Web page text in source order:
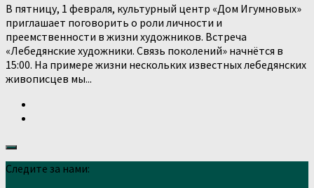
В пятницу, 1 февраля, культурный центр «Дом Игумновых»
приглашает поговорить о роли личности и
преемственности в жизни художников. Встреча
«Лебедянские художники. Связь поколений» начнётся в
15:00. На примере жизни нескольких известных лебедянских
живописцев мы...
Следите за нами: